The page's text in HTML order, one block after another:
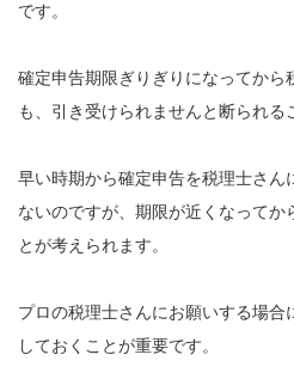
です。
確定申告期限ぎりぎりになってから
も、引き受けられませんと断られる
早い時期から確定申告を税理士さん
ないのですが、期限が近くなってか
とが考えられます。
プロの税理士さんにお願いする場
しておくことが重要です。